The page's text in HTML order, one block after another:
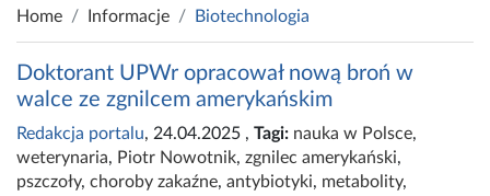
Home Informacje Biotechnologia
Doktorant UPWr opracował nową broń w
walce ze zgnilcem amerykańskim
Redakcja portalu, 24.04.2025 , Tagi: nauka w Polsce,
weterynaria, Piotr Nowotnik, zgnilec amerykański,
pszczoły, choroby zakaźne, antybiotyki, metabolity,